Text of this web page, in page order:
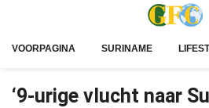
VOORPAGINA SURINAME
‘9-urige vlucht naar